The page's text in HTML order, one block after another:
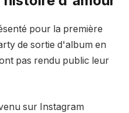
pour la première
de sortie d'album en
pas rendu public leur
sur Instagram